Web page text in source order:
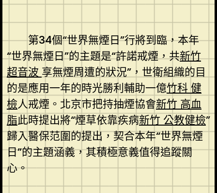
第34個“世界無煙日”行將到臨，本年
“世界無煙日”的主題是“許諾戒煙，共新竹
超音波 享無煙周遭的狀況”，世衛組織的目
的是應用一年的時光勝利輔助一億竹科 健
檢人戒煙。北京市把持抽煙協會新竹 高血
脂此時提出將“煙草依靠疾病新竹 公教健檢”
歸入醫保范圍的提出，契合本年“世界無煙
日”的主題涵義，其積極意義值得追蹤關
心。